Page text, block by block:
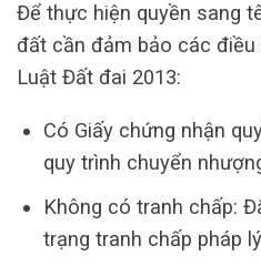
Để thực hiện quyền sang
đất cần đảm bảo các
Luật Đất đai 2013:
Có Giấy chứng nhận
quy trình chuyển
Không có tranh chấp:
trạng tranh chấp pháp